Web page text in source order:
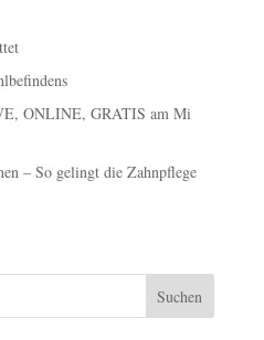
ONLINE, GRATIS am Mi
– So gelingt die Zahnpflege